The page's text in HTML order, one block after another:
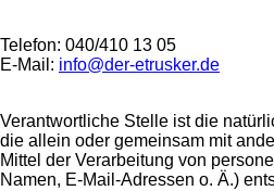
Telefon: 040/410 13 05
E-Mail: info@der-etrusker.de
Verantwortliche Stelle ist die
die allein oder gemeinsam mit
Mittel der Verarbeitung von
Namen, E-Mail-Adressen o. Ä.)